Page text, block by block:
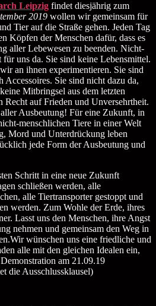
Leipzig findet diesjährig zum
2019 wollen wir gemeinsam für
Tier auf die Straße gehen. Jeden Tag
Köpfen der Menschen dafür, dass es
aller Lebewesen zu beenden. Nicht-
uns da. Sie sind keine Lebensmittel.
an ihnen experimentieren. Sie sind
Sie sind nicht dazu da,
Mitbringsel aus dem letzten
Recht auf Frieden und Unversehrtheit.
Ausbeutung! Für eine Zukunft, in
menschlichen Tiere in einer Welt
Mord und Unterdrückung leben
jede Form der Ausbeutung und
Schritt in eine neue Zukunft
schließen werden, alle
alle Tiertransporter gestoppt und
werden. Zum Wohle der Erde, ihres
Lasst uns den Menschen, ihre Angst
nehmen und gemeinsam den Weg in
wünschen uns eine friedliche und
alle mit den gleichen Idealen ein,
am 21.09.19
die Ausschlussklausel)